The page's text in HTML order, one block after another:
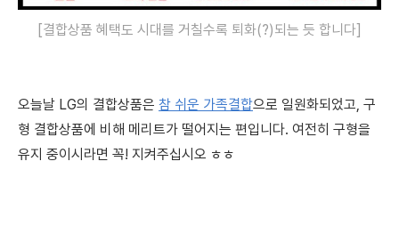
[결합상품 혜택도 시대를 거칠수록 퇴화(?)되는 듯 합니다]
오늘날 LG의 결합상품은 참 쉬운 가족결합으로 일원화되었고, 구
형 결합상품에 비해 메리트가 떨어지는 편입니다. 여전히 구형을
유지 중이시라면 꼭! 지켜주십시오 ㅎㅎ